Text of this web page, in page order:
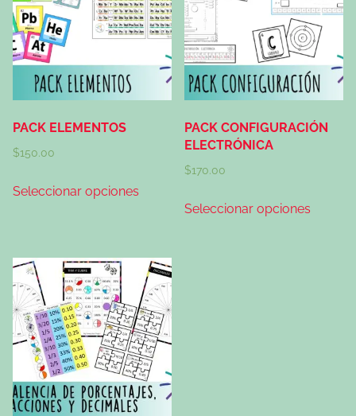
PACK ELEMENTOS
$150.00
Seleccionar opciones
PACK CONFIGURACIÓN
ELECTRÓNICA
$170.00
Seleccionar opciones